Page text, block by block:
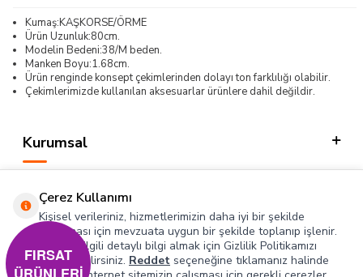
Kumaş:KAŞKORSE/ÖRME
Ürün Uzunluk:80cm.
Modelin Bedeni:38/M beden.
Manken Boyu:1.68cm.
Ürün renginde konsept çekimlerinden dolayı ton farklılığı olabilir.
Çekimlerimizde kullanılan aksesuarlar ürünlere dahil değildir.
Kurumsal
Hızlı Erişim
Sosyal
Çerez Kullanımı
Kişisel verileriniz, hizmetlerimizin daha iyi bir şekilde
sunulması için mevzuata uygun bir şekilde toplanıp işlenir.
Konuyla ilgili detaylı bilgi almak için Gizlilik Politikamızı
inceleyebilirsiniz. Reddet seçeneğine tıklamanız halinde
FIRSAT
ÜRÜNLERİ